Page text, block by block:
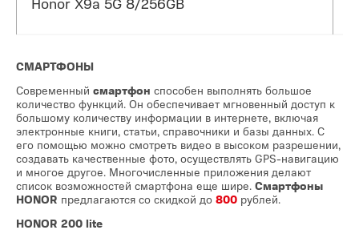
СМАРТФОНЫ
Современный смартфон способен выполнять большое
количество функций. Он обеспечивает мгновенный доступ к
большому количеству информации в интернете, включая
электронные книги, статьи, справочники и базы данных. С
его помощью можно смотреть видео в высоком разрешении,
создавать качественные фото, осуществлять GPS-навигацию
и многое другое. Многочисленные приложения делают
список возможностей смартфона еще шире. Смартфоны
HONOR предлагаются со скидкой до 800 рублей.
HONOR 200 lite